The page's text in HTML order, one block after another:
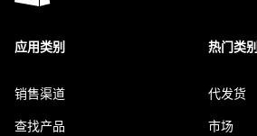
应用类别
销售渠道
查找产品
热门类别
代发货
市场